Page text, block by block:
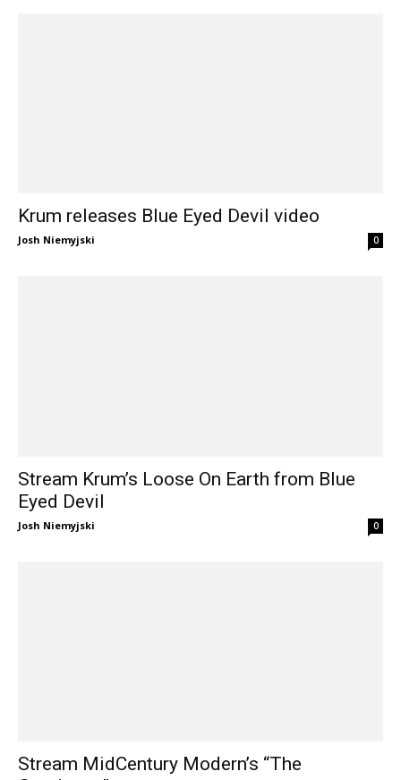
Krum releases Blue Eyed Devil video
Josh Niemyjski 0
Stream Krum’s Loose On Earth from Blue
Eyed Devil
Josh Niemyjski 0
Stream MidCentury Modern’s “The